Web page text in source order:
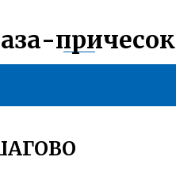
причесок